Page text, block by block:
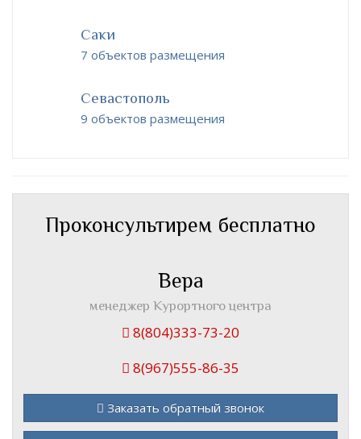
Саки
7 объектов размещения
Севастополь
9 объектов размещения
Проконсультирем бесплатно
Вера
менеджер Курортного центра
8(804)333-73-20
8(967)555-86-35
Заказать обратный звонок